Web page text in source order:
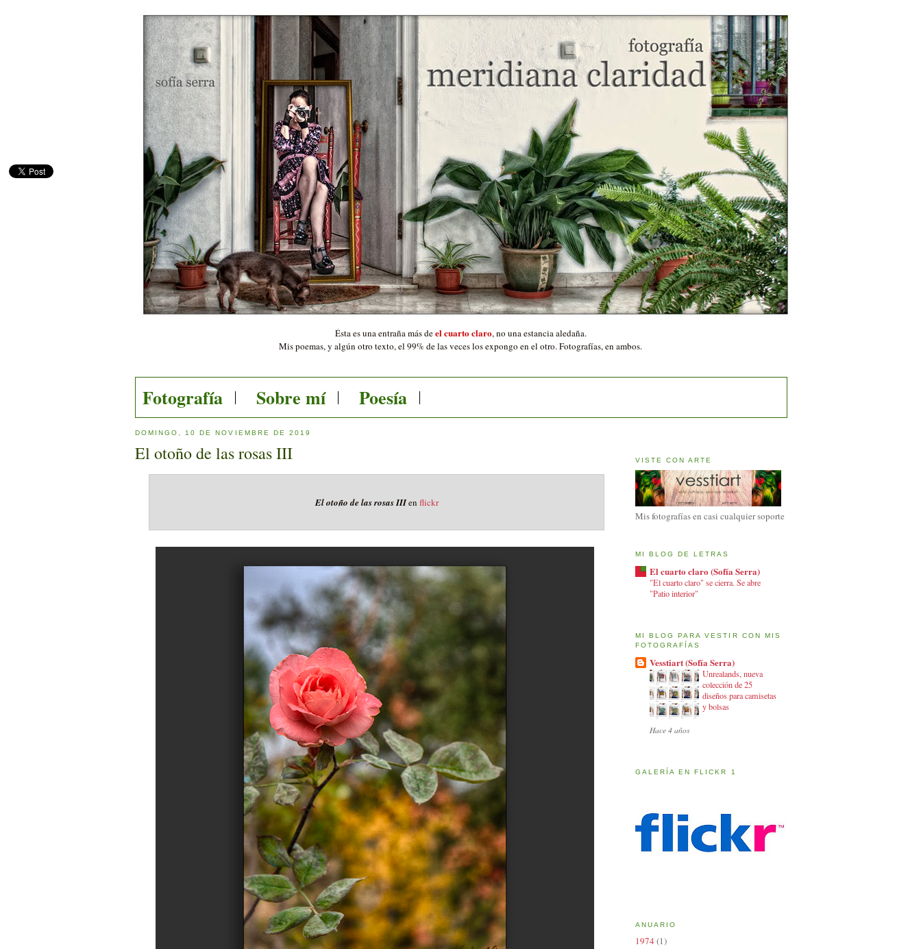
Ésta es una entraña más deel cuarto claro,no una estancia aledaña.
Mis poemas, y algún otro texto, el 99% de las veces los expongo en el otro. Fotografías, en ambos.
Fotografía Sobre mí Poesía
DOMINGO, 10 DE NOVIEMBRE DE 2019
El otoño de las rosas III
El otoño de las rosas IIIen flickr
VISTE CON ARTE
Mis fotografías en casi cualquier soporte
MI BLOG DE LETRAS
El cuarto claro (Sofía Serra)
"El cuarto claro" se cierra. Se abre
"Patio interior"
MI BLOG PARA VESTIR CON MIS
FOTOGRAFÍAS
Vesstiart (Sofía Serra)
Unrealands, nueva
colección de 25
diseños para camisetas
y bolsas
Hace 4 años
GALERÍA EN FLICKR 1
ANUARIO
1974 (1)